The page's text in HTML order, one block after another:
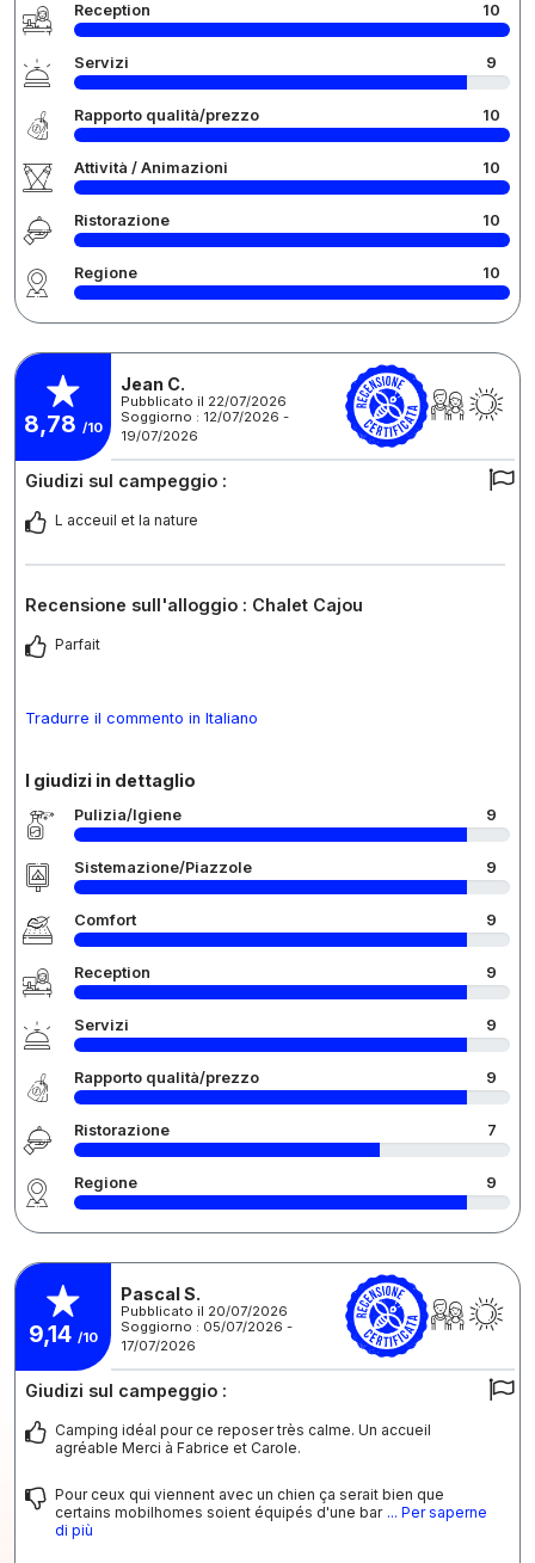
Reception 10
Servizi 9
Rapporto qualità/prezzo 10
Attività / Animazioni 10
Ristorazione 10
Regione 10
8,78 /10
Jean C.
Pubblicato il 22/07/2026
Soggiorno : 12/07/2026 -
19/07/2026
Giudizi sul campeggio :
L acceuil et la nature
Recensione sull'alloggio : Chalet Cajou
Parfait
Tradurre il commento in Italiano
I giudizi in dettaglio
Pulizia/Igiene 9
Sistemazione/Piazzole 9
Comfort 9
Reception 9
Servizi 9
Rapporto qualità/prezzo 9
Ristorazione 7
Regione 9
9,14 /10
Pascal S.
Pubblicato il 20/07/2026
Soggiorno : 05/07/2026 -
17/07/2026
Giudizi sul campeggio :
Camping idéal pour ce reposer très calme. Un accueil
agréable Merci à Fabrice et Carole.
Pour ceux qui viennent avec un chien ça serait bien que
certains mobilhomes soient équipés d'une bar ... Per saperne
di più